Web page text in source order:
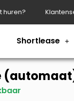
huren?
Shortlease